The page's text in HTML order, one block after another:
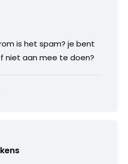
is het spam? je bent
niet aan mee te doen?